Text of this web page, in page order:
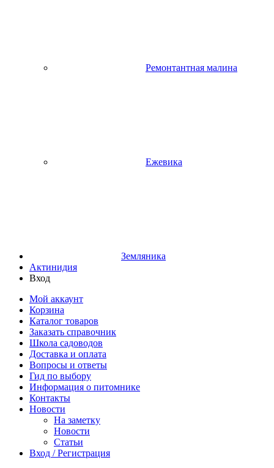
Ремонтантная малина
Ежевика
Земляника
Актинидия
Вход
Мой аккаунт
Корзина
Каталог товаров
Заказать справочник
Школа садоводов
Доставка и оплата
Вопросы и ответы
Гид по выбору
Информация о питомнике
Контакты
Новости
На заметку
Новости
Статьи
Вход / Регистрация